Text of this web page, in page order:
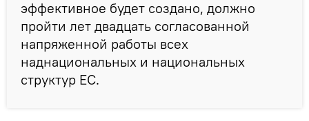
эффективное будет создано, должно
пройти лет двадцать согласованной
напряженной работы всех
наднациональных и национальных
структур ЕС.